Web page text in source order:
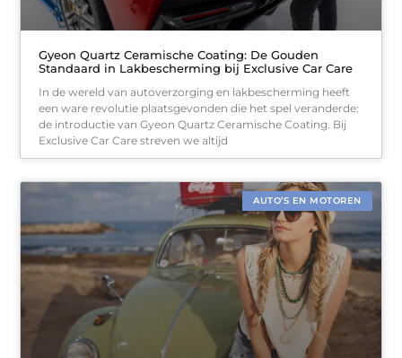
Gyeon Quartz Ceramische Coating: De Gouden
Standaard in Lakbescherming bij Exclusive Car Care
In de wereld van autoverzorging en lakbescherming heeft
een ware revolutie plaatsgevonden die het spel veranderde:
de introductie van Gyeon Quartz Ceramische Coating. Bij
Exclusive Car Care streven we altijd
AUTO’S EN MOTOREN